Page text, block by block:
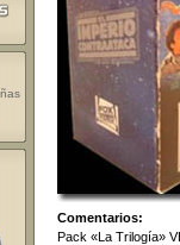
Comentarios:
Pack «La Trilogía»